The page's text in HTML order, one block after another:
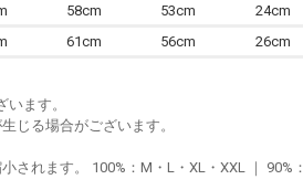
58cm 53cm
24cm
61cm 56cm 26cm
ます。
じる場合がございます。
れます。 100%：M・L・XL・XXL ｜ 90%：